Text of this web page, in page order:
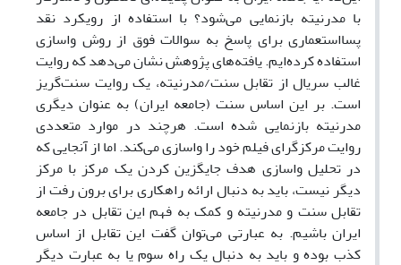
با مدرنیته بازنمایی می‌شود؟ با استفاده از رویکرد نقد
پسااستعماری برای پاسخ به سوالات فوق از روش واسازی
استفاده کرده‌ایم. یافته‌های پژوهش نشان می‌دهد که روایت
غالب سریال از تقابل سنت/مدرنیته، یک روایت سنت‌گریز
است. بر این اساس سنت (جامعه ایران) به عنوان دیگری
مدرنیته بازنمایی شده است. هرچند در موارد متعددی
روایت مرکزگرای فیلم خود را واسازی می‌کند. اما از آنجایی که
در تحلیل واسازی هدف جایگزین کردن یک مرکز با مرکز
دیگر نیست، باید به دنبال ارائه راهکاری برای برون رفت از
تقابل سنت و مدرنیته و کمک به فهم این تقابل در جامعه
ایران باشیم. به عبارتی می‌توان گفت این تقابل از اساس
کذب بوده و باید به دنبال یک راه سوم یا به عبارت دیگر